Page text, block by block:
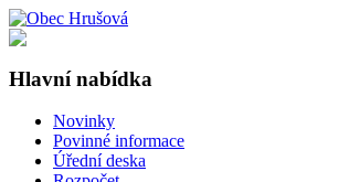
Hlavní nabídka
Novinky
Povinné informace
Úřední deska